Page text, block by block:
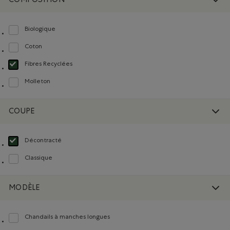
Biologique
Classer selon Composition : FibresDeCotonBiologique(OrganicCottonFibres)
Coton
Classer selon Composition : Coton(Cotton)
Fibres Recyclées
Choisir Classé selon Composition : FibresRecyclées(RecycledFibres)
Molleton
Classer selon Composition : Molleton(Fleece)
COUPE
Décontracté
Choisir Classé selon Coupe : Décontracté(Relaxed)
Classique
Classer selon Coupe : Classique(Classic)
MODÈLE
Chandails à manches longues
Classer selon Modèle : Chandails à manches longues(Long Sleeve)